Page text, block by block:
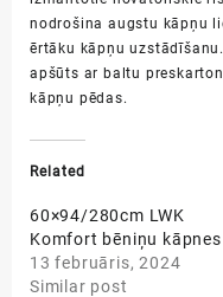
nodrošina augstu kāpņu
ērtāku kāpņu
apšūts ar baltu
kāpņu pēdas.
Related
60×94/280cm LWK
Komfort bēniņu kāpnes
13 februāris, 2024
Similar post